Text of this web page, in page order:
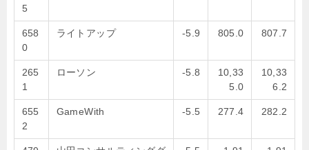
5
658
0
ライトアップ -5.9 805.0 807.7
265
1
ローソン -5.8
10,33
5.0
10,33
6.2
655
2
GameWith -5.5 277.4 282.2